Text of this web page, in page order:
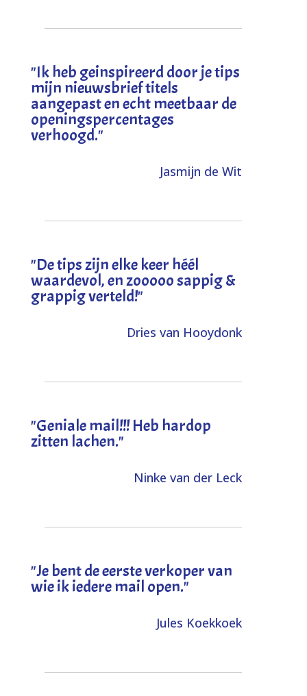
"Ik heb geinspireerd door je tips
mijn nieuwsbrief titels
aangepast en echt meetbaar de
openingspercentages
verhoogd."
Jasmijn de Wit
"De tips zijn elke keer héél
waardevol, en zooooo sappig &
grappig verteld!"
Dries van Hooydonk
"Geniale mail!!! Heb hardop
zitten lachen."
Ninke van der Leck
"Je bent de eerste verkoper van
wie ik iedere mail open."
Jules Koekkoek